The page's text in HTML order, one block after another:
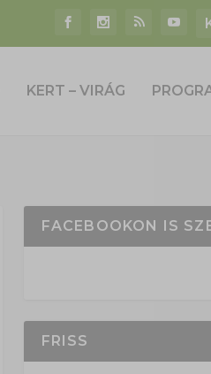
KERT – VIRÁG
FACEBOOKON IS
FRISS